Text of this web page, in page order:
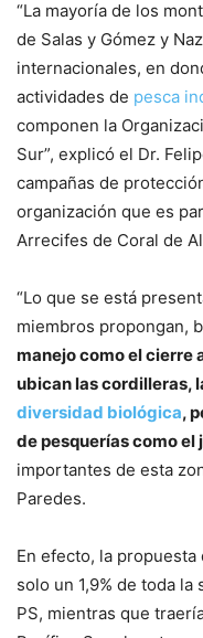
“La mayoría de los
de Salas y Gómez y
internacionales, en
actividades de pesca
componen la
Sur”, explicó el Dr.
campañas de
organización que es
Arrecifes de Coral de
“Lo que se está
miembros propongan,
manejo como el cierre
ubican las cordilleras,
diversidad biológica,
de pesquerías como
importantes de esta
Paredes.
En efecto, la
solo un 1,9% de toda
PS, mientras que